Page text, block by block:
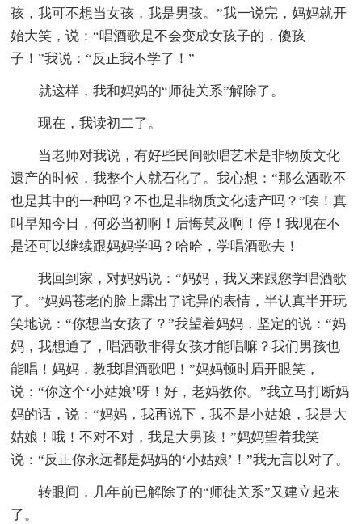
孩，我可不想当女孩，我是男孩。”我一说完，妈妈就开
始大笑，说：“唱酒歌是不会变成女孩子的，傻孩
子！”我说：“反正我不学了！”
就这样，我和妈妈的“师徒关系”解除了。
现在，我读初二了。
当老师对我说，有好些民间歌唱艺术是非物质文化
遗产的时候，我整个人就石化了。我心想：“那么酒歌不
也是其中的一种吗？不也是非物质文化遗产吗？”唉！真
叫早知今日，何必当初啊！后悔莫及啊！停！我现在不
是还可以继续跟妈妈学吗？哈哈，学唱酒歌去！
我回到家，对妈妈说：“妈妈，我又来跟您学唱酒歌
了。”妈妈苍老的脸上露出了诧异的表情，半认真半开玩
笑地说：“你想当女孩了？”我望着妈妈，坚定的说：“妈
妈，我想通了，唱酒歌非得女孩才能唱嘛？我们男孩也
能唱！妈妈，教我唱酒歌吧！”妈妈顿时眉开眼笑，
说：“你这个‘小姑娘’呀！好，老妈教你。”我立马打断妈
妈的话，说：“妈妈，我再说下，我不是小姑娘，我是大
姑娘！哦！不对不对，我是大男孩！”妈妈望着我笑
说：“反正你永远都是妈妈的‘小姑娘’！”我无言以对了。
转眼间，几年前已解除了的“师徒关系”又建立起来
了。